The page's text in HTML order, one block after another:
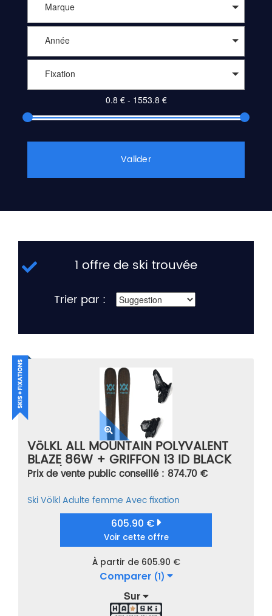
Marque
Année
Fixation
Valider
1 offre de ski trouvée
Trier par :
VöLKL ALL MOUNTAIN POLYVALENT
BLAZE 86W + GRIFFON 13 ID BLACK
NOIR/MARRON TAILLE 159
Prix de vente public conseillé : 874.70 €
SkiVölklAdulte femme Avec fixation
605.90 €
Voir cette offre
À partir de 605.90 €
Comparer (1)
Sur